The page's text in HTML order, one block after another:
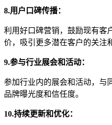
8.用户口碑传播：
利用好口碑营销，鼓励现有客
价，吸引更多潜在客户的关注
9.参与行业展会和活动：
参加行业内的展会和活动，与
品牌曝光度和信任度。
10.持续更新和优化：